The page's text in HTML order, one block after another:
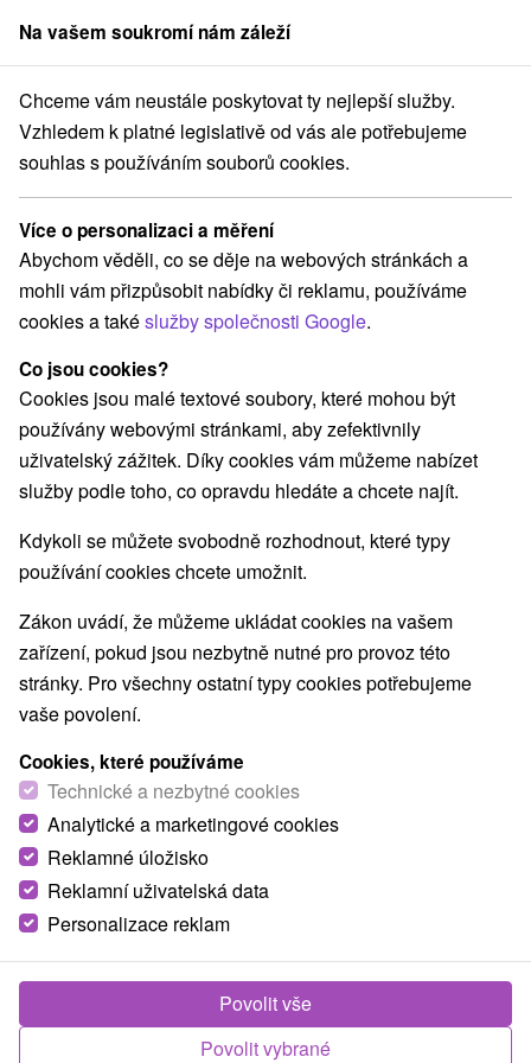
člen skupinySorger
Léčebný pobyt TIP + cenově zvýhodněný Senior od 60 let:
Léčebný pobyt TIP + cenově
zvýhodněný Senior od 60 let: Relax
a pohoda ve Vysokých Tatrách
Hotel Palace Grand★ ★Nový Smokovec
Lázně Nový Smokovec
Nový Smokovec
Vybrat termín
Navigovat do místa
8,6 vynikající·128 recenzí
Na vašem soukromí nám záleží
Chceme vám neustále poskytovat ty nejlepší služby.
Vzhledem k platné legislativě od vás ale potřebujeme
souhlas s používáním souborů cookies.
Více o personalizaci a měření
Abychom věděli, co se děje na webových stránkách a
mohli vám přizpůsobit nabídky či reklamu, používáme
cookies a takéslužby společnosti Google.
Co jsou cookies?
Cookies jsou malé textové soubory, které mohou být
používány webovými stránkami, aby zefektivnily
uživatelský zážitek. Díky cookies vám můžeme nabízet
služby podle toho, co opravdu hledáte a chcete najít.
Kdykoli se můžete svobodně rozhodnout, které typy
používání cookies chcete umožnit.
Zákon uvádí, že můžeme ukládat cookies na vašem
zařízení, pokud jsou nezbytně nutné pro provoz této
stránky. Pro všechny ostatní typy cookies potřebujeme
vaše povolení.
Cookies, které používáme
Technické a nezbytné cookies
Analytické a marketingové cookies
Reklamné úložisko
Reklamní uživatelská data
Personalizace reklam
Povolit vybrané
Povolit vše